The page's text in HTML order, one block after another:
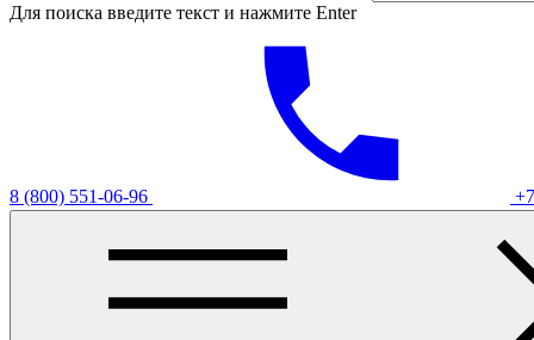
Для поиска введите текст и нажмите Enter
8 (800) 551-06-96